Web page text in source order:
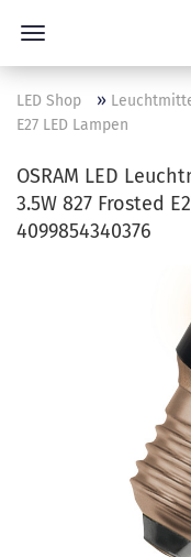
LED Shop »
E27 LED Lampen
OSRAM LED
3.5W 827 Frosted
4099854340376